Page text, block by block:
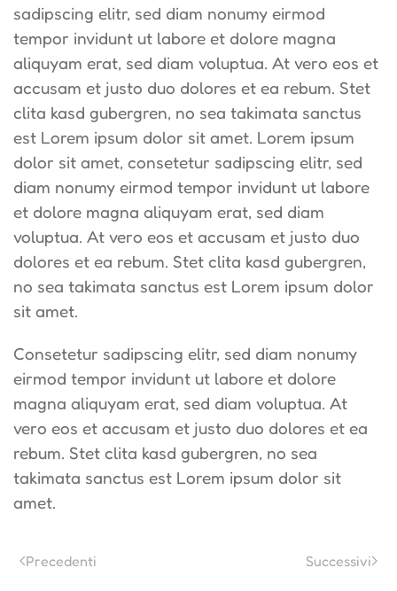
sadipscing elitr, sed diam nonumy eirmod
tempor invidunt ut labore et dolore magna
aliquyam erat, sed diam voluptua. At vero eos et
accusam et justo duo dolores et ea rebum. Stet
clita kasd gubergren, no sea takimata sanctus
est Lorem ipsum dolor sit amet. Lorem ipsum
dolor sit amet, consetetur sadipscing elitr, sed
diam nonumy eirmod tempor invidunt ut labore
et dolore magna aliquyam erat, sed diam
voluptua. At vero eos et accusam et justo duo
dolores et ea rebum. Stet clita kasd gubergren,
no sea takimata sanctus est Lorem ipsum dolor
sit amet.
Consetetur sadipscing elitr, sed diam nonumy
eirmod tempor invidunt ut labore et dolore
magna aliquyam erat, sed diam voluptua. At
vero eos et accusam et justo duo dolores et ea
rebum. Stet clita kasd gubergren, no sea
takimata sanctus est Lorem ipsum dolor sit
amet.
Precedenti Successivi